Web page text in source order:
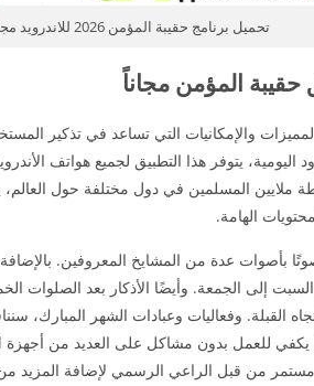
تحميل برنامج حقيبة المؤمن 2026 للاندرويد مجاناً
المؤمن مجاناً
والإمكانيات التي تساعد في تذكير
ملايين المسلمين في دول مختلفة حول العالم،
الهامة.
بأصوات عدة من المشايخ المعروفين. بالإضافة
إلى الجمعة. وأيضًا الأذكار بعد الصلوات
القبلة. وفعاليات وعبادات الشهر
من قبل الراعي الرسمي لإضافة المزيد من